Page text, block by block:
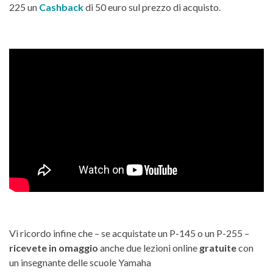
225 un Cashbackdi 50 euro sul prezzo di acquisto.
Vi ricordo infine che – se acquistate un P-145 o un P-255 –
ricevete in omaggio anche due lezioni online gratuitecon
un insegnante delle scuole Yamaha